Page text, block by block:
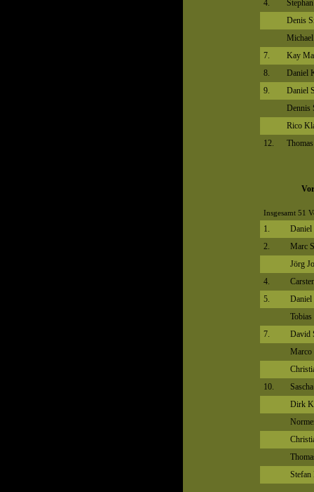
4.
Denis
7.
Kay
8.
Daniel
9.
Daniel
Dennis
Rico
12.
Insgesamt 51
1.
Daniel
2.
Marc
Jörg
4.
5.
Daniel
7.
David
Marco
10.
Dirk
Stefan